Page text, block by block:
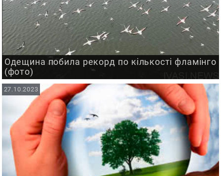
Одещина побила рекорд по кількості фламінго
(фото)
27.10.2023